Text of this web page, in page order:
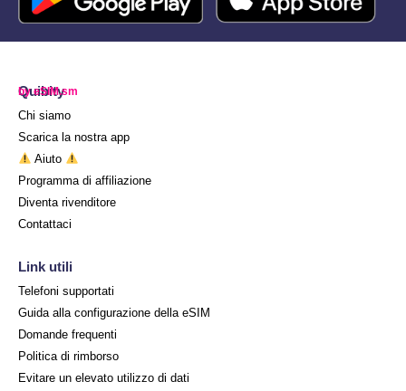
Quibity
by eSIM.sm
Chi siamo
Scarica la nostra app
Aiuto
Programma di affiliazione
Diventa rivenditore
Contattaci
Link utili
Telefoni supportati
Guida alla configurazione della eSIM
Domande frequenti
Politica di rimborso
Evitare un elevato utilizzo di dati